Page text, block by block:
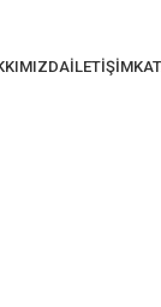
İLETIŞIM